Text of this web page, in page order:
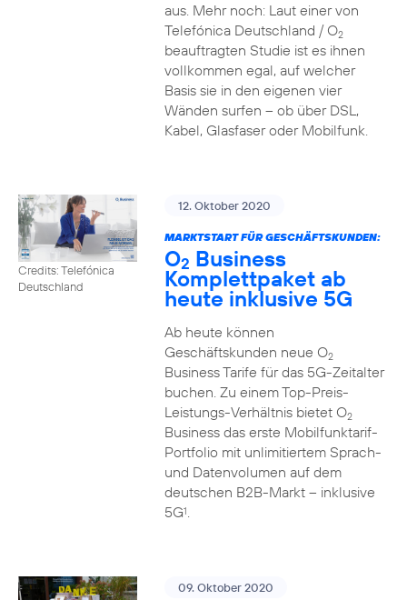
aus. Mehr noch: Laut einer von
Telefónica Deutschland / O2
beauftragten Studie ist es ihnen
vollkommen egal, auf welcher
Basis sie in den eigenen vier
Wänden surfen – ob über DSL,
Kabel, Glasfaser oder Mobilfunk.
Credits: Telefónica
Deutschland
12. Oktober 2020
MARKTSTART FÜR GESCHÄFTSKUNDEN:
O2 Business
Komplettpaket ab
heute inklusive 5G
Ab heute können
Geschäftskunden neue O2
Business Tarife für das 5G-Zeitalter
buchen. Zu einem Top-Preis-
Leistungs-Verhältnis bietet O2
Business das erste Mobilfunktarif-
Portfolio mit unlimitiertem Sprach-
und Datenvolumen auf dem
deutschen B2B-Markt – inklusive
5G1.
09. Oktober 2020